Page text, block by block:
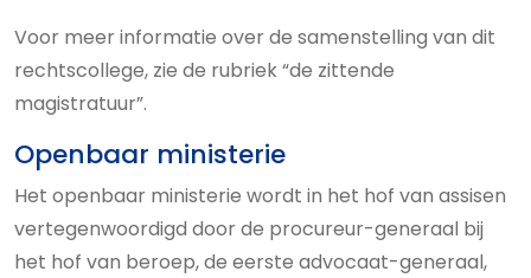
Voor meer informatie over de samenstelling van dit
rechtscollege, zie de rubriek “de zittende
magistratuur”.
Openbaar ministerie
Het openbaar ministerie wordt in het hof van assisen
vertegenwoordigd door de procureur-generaal bij
het hof van beroep, de eerste advocaat-generaal,